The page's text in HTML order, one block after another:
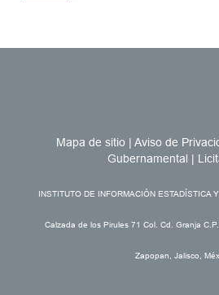
Mapa de sitio| Aviso de
Gubernamental |
INSTITUTO DE INFORMACIÓN ESTADÍSTICA
Calzada de los Pirules 71 Col. Cd. Granja
Zapopan, Jalisco,